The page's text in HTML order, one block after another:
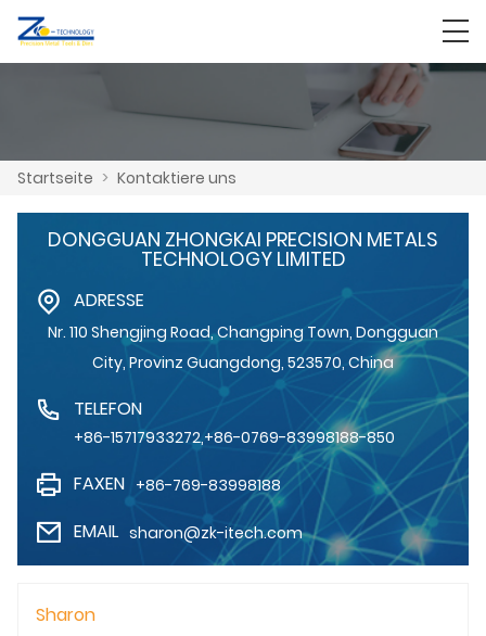
Startseite > Kontaktiere uns
DONGGUAN ZHONGKAI PRECISION METALS
TECHNOLOGY LIMITED
ADRESSE
Nr. 110 Shengjing Road, Changping Town, Dongguan
City, Provinz Guangdong, 523570, China
TELEFON
+86-15717933272,+86-0769-83998188-850
FAXEN +86-769-83998188
EMAIL sharon@zk-itech.com
Sharon